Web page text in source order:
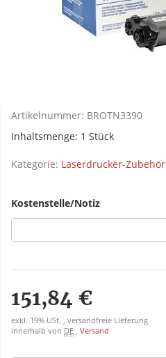
Artikelnummer: BROTN3390
Inhaltsmenge: 1 Stück
Kategorie: Laserdrucker-Zubehör
Kostenstelle/Notiz
151,84 €
exkl. 19% USt. , versandfreie Lieferung
innerhalb von DE , Versand